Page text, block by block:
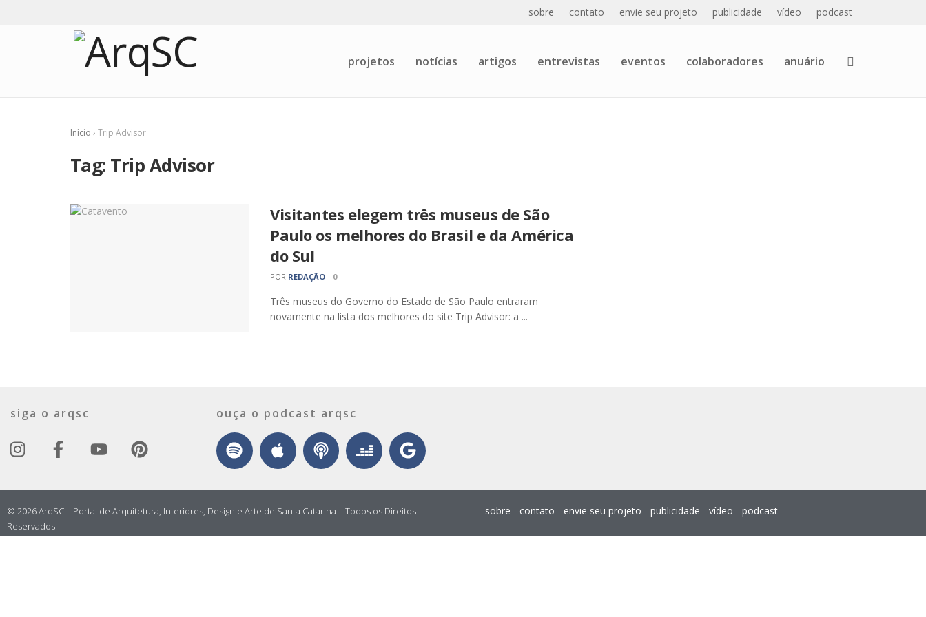
sobre contato envie seu projeto publicidade vídeo podcast
projetos notícias artigos entrevistas eventos colaboradores anuário
Início › Trip Advisor
Tag: Trip Advisor
Visitantes elegem três museus de São
Paulo os melhores do Brasil e da América
do Sul
POR REDAÇÃO 0
Três museus do Governo do Estado de São Paulo entraram
novamente na lista dos melhores do site Trip Advisor: a ...
siga o arqsc ouça o podcast arqsc
© 2026 ArqSC – Portal de Arquitetura, Interiores, Design e Arte de Santa Catarina – Todos os Direitos
Reservados.
sobre contato envie seu projeto publicidade vídeo podcast